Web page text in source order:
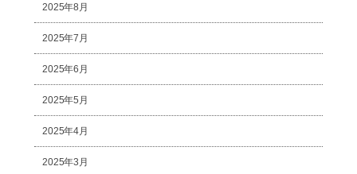
2025年8月
2025年7月
2025年6月
2025年5月
2025年4月
2025年3月